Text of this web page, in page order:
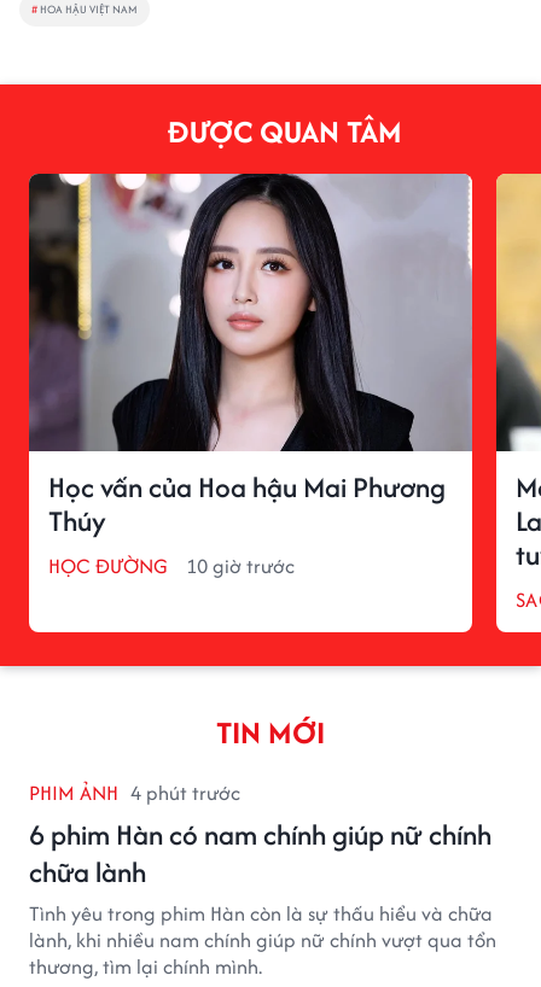
# HOA HẬU VIỆT NAM
ĐƯỢC QUAN TÂM
Học vấn của Hoa hậu Mai Phương
Thúy
HỌC ĐƯỜNG 10 giờ trước
TIN MỚI
PHIM ẢNH 4 phút trước
6 phim Hàn có nam chính giúp nữ chính
chữa lành
Tình yêu trong phim Hàn còn là sự thấu hiểu và chữa
lành, khi nhiều nam chính giúp nữ chính vượt qua tổn
thương, tìm lại chính mình.